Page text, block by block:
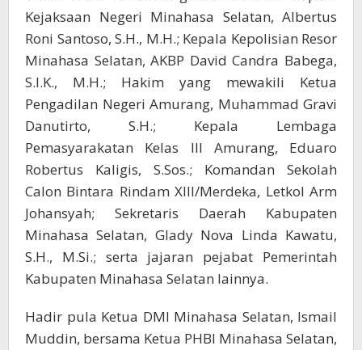
Kejaksaan Negeri Minahasa Selatan, Albertus
Roni Santoso, S.H., M.H.; Kepala Kepolisian Resor
Minahasa Selatan, AKBP David Candra Babega,
S.I.K., M.H.; Hakim yang mewakili Ketua
Pengadilan Negeri Amurang, Muhammad Gravi
Danutirto, S.H.; Kepala Lembaga
Pemasyarakatan Kelas III Amurang, Eduaro
Robertus Kaligis, S.Sos.; Komandan Sekolah
Calon Bintara Rindam XIII/Merdeka, Letkol Arm
Johansyah; Sekretaris Daerah Kabupaten
Minahasa Selatan, Glady Nova Linda Kawatu,
S.H., M.Si.; serta jajaran pejabat Pemerintah
Kabupaten Minahasa Selatan lainnya.
Hadir pula Ketua DMI Minahasa Selatan, Ismail
Muddin, bersama Ketua PHBI Minahasa Selatan,